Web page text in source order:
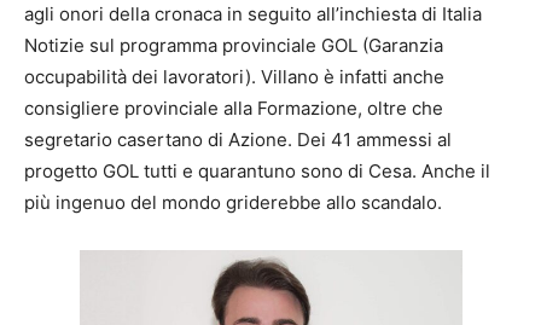
agli onori della cronaca in seguito all’inchiesta di Italia
Notizie sul programma provinciale GOL (Garanzia
occupabilità dei lavoratori). Villano è infatti anche
consigliere provinciale alla Formazione, oltre che
segretario casertano di Azione. Dei 41 ammessi al
progetto GOL tutti e quarantuno sono di Cesa. Anche il
più ingenuo del mondo griderebbe allo scandalo.